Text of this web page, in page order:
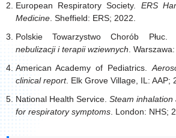
European Respiratory Society. ERS
Medicine. Sheffield: ERS; 2022.
Polskie Towarzystwo Chorób
nebulizacji i terapii wziewnych .
American Academy of Pediatrics.
clinical report. Elk Grove Village, IL: AAP;
National Health Service. Steam inhalation
for respiratory symptoms. London: NHS;